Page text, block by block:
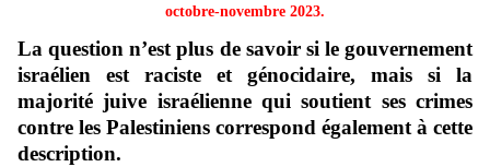
octobre-novembre 2023.
La question n’est plus de savoir si le gouvernement
israélien est raciste et génocidaire, mais si la
majorité juive israélienne qui soutient ses crimes
contre les Palestiniens correspond également à cette
description.